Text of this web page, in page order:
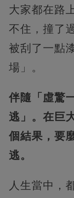
大家都在路
不住，撞了
被刮了一點
場」。
伴隨「虛驚
逃」。在巨
個結果，要
逃。
人生當中，